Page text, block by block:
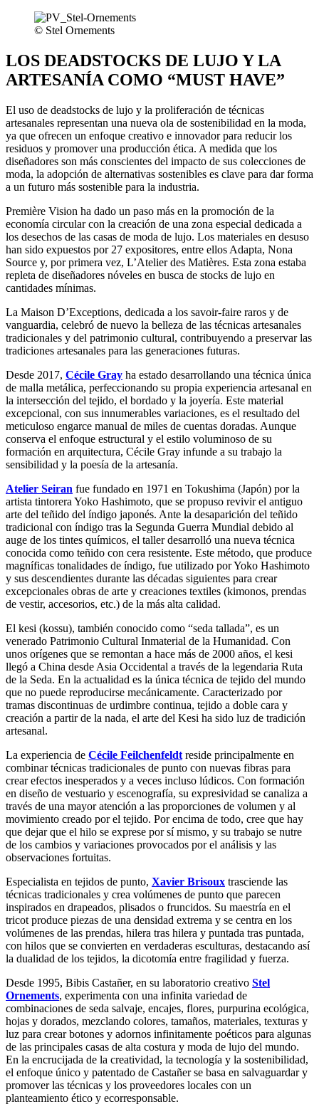
© Stel Ornements
LOS DEADSTOCKS DE LUJO Y LA
ARTESANÍA COMO “MUST HAVE”
El uso de deadstocks de lujo y la proliferación de técnicas
artesanales representan una nueva ola de sostenibilidad en la moda,
ya que ofrecen un enfoque creativo e innovador para reducir los
residuos y promover una producción ética. A medida que los
diseñadores son más conscientes del impacto de sus colecciones de
moda, la adopción de alternativas sostenibles es clave para dar forma
a un futuro más sostenible para la industria.
Première Vision ha dado un paso más en la promoción de la
economía circular con la creación de una zona especial dedicada a
los desechos de las casas de moda de lujo. Los materiales en desuso
han sido expuestos por 27 expositores, entre ellos Adapta, Nona
Source y, por primera vez, L’Atelier des Matières. Esta zona estaba
repleta de diseñadores nóveles en busca de stocks de lujo en
cantidades mínimas.
La Maison D’Exceptions, dedicada a los savoir-faire raros y de
vanguardia, celebró de nuevo la belleza de las técnicas artesanales
tradicionales y del patrimonio cultural, contribuyendo a preservar las
tradiciones artesanales para las generaciones futuras.
Desde 2017, Cécile Gray ha estado desarrollando una técnica única
de malla metálica, perfeccionando su propia experiencia artesanal en
la intersección del tejido, el bordado y la joyería. Este material
excepcional, con sus innumerables variaciones, es el resultado del
meticuloso engarce manual de miles de cuentas doradas. Aunque
conserva el enfoque estructural y el estilo voluminoso de su
formación en arquitectura, Cécile Gray infunde a su trabajo la
sensibilidad y la poesía de la artesanía.
Atelier Seiran fue fundado en 1971 en Tokushima (Japón) por la
artista tintorera Yoko Hashimoto, que se propuso revivir el antiguo
arte del teñido del índigo japonés. Ante la desaparición del teñido
tradicional con índigo tras la Segunda Guerra Mundial debido al
auge de los tintes químicos, el taller desarrolló una nueva técnica
conocida como teñido con cera resistente. Este método, que produce
magníficas tonalidades de índigo, fue utilizado por Yoko Hashimoto
y sus descendientes durante las décadas siguientes para crear
excepcionales obras de arte y creaciones textiles (kimonos, prendas
de vestir, accesorios, etc.) de la más alta calidad.
El kesi (kossu), también conocido como “seda tallada”, es un
venerado Patrimonio Cultural Inmaterial de la Humanidad. Con
unos orígenes que se remontan a hace más de 2000 años, el kesi
llegó a China desde Asia Occidental a través de la legendaria Ruta
de la Seda. En la actualidad es la única técnica de tejido del mundo
que no puede reproducirse mecánicamente. Caracterizado por
tramas discontinuas de urdimbre continua, tejido a doble cara y
creación a partir de la nada, el arte del Kesi ha sido luz de tradición
artesanal.
La experiencia de Cécile Feilchenfeldt reside principalmente en
combinar técnicas tradicionales de punto con nuevas fibras para
crear efectos inesperados y a veces incluso lúdicos. Con formación
en diseño de vestuario y escenografía, su expresividad se canaliza a
través de una mayor atención a las proporciones de volumen y al
movimiento creado por el tejido. Por encima de todo, cree que hay
que dejar que el hilo se exprese por sí mismo, y su trabajo se nutre
de los cambios y variaciones provocados por el análisis y las
observaciones fortuitas.
Especialista en tejidos de punto, Xavier Brisoux trasciende las
técnicas tradicionales y crea volúmenes de punto que parecen
inspirados en drapeados, plisados o fruncidos. Su maestría en el
tricot produce piezas de una densidad extrema y se centra en los
volúmenes de las prendas, hilera tras hilera y puntada tras puntada,
con hilos que se convierten en verdaderas esculturas, destacando así
la dualidad de los tejidos, la dicotomía entre fragilidad y fuerza.
Desde 1995, Bibis Castañer, en su laboratorio creativo Stel
Ornements, experimenta con una infinita variedad de
combinaciones de seda salvaje, encajes, flores, purpurina ecológica,
hojas y dorados, mezclando colores, tamaños, materiales, texturas y
luz para crear botones y adornos infinitamente poéticos para algunas
de las principales casas de alta costura y moda de lujo del mundo.
En la encrucijada de la creatividad, la tecnología y la sostenibilidad,
el enfoque único y patentado de Castañer se basa en salvaguardar y
promover las técnicas y los proveedores locales con un
planteamiento ético y ecorresponsable.